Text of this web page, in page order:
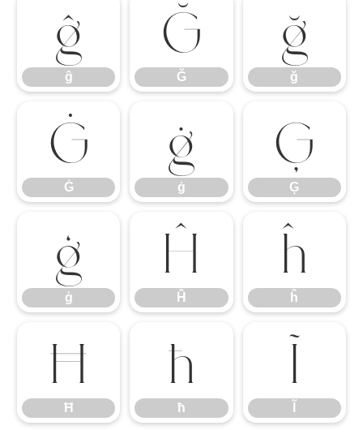
ĝ
ĝ
Ğ
Ğ
ğ
ğ
Ġ
Ġ
ġ
ġ
Ģ
Ģ
ģ
ģ
Ĥ
Ĥ
ĥ
ĥ
Ħ
Ħ
ħ
ħ
Ĩ